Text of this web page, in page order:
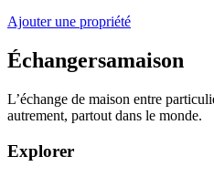
Ajouter une propriété
Échangersamaison
L’échange de maison entre
autrement, partout dans le monde.
Explorer